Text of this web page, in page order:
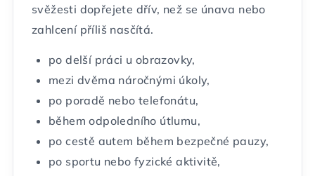
svěžesti dopřejete dřív, než se únava nebo
zahlcení příliš nasčítá.
po delší práci u obrazovky,
mezi dvěma náročnými úkoly,
po poradě nebo telefonátu,
během odpoledního útlumu,
po cestě autem během bezpečné pauzy,
po sportu nebo fyzické aktivitě,